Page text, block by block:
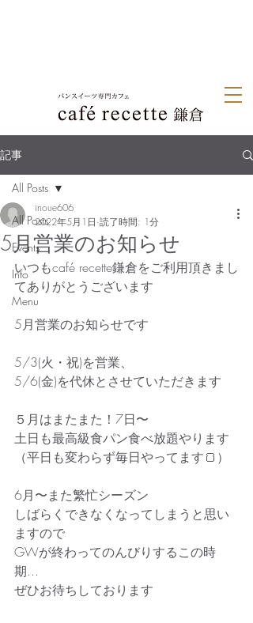
記事
All Posts
Events
Info
Menu
All Posts
5月営業のお知らせ
inoue606
2022年5月1日 読了時間: 1分
いつもcafé recette鎌倉をご利用頂きまし
てありがとうございます
5月営業のお知らせです
5/3(火・祝)を営業、
5/6(金)を代休とさせていただきます
５月はまたまた！7日〜
土日も最高級食パン食べ放題やります
（平日も変わらず毎日やってます🍞）
6月〜また繁忙シーズン
しばらくできなくなってしまうと思い
ますので
GWが終わってのんびりするこの時
期...
ぜひお待ちしております